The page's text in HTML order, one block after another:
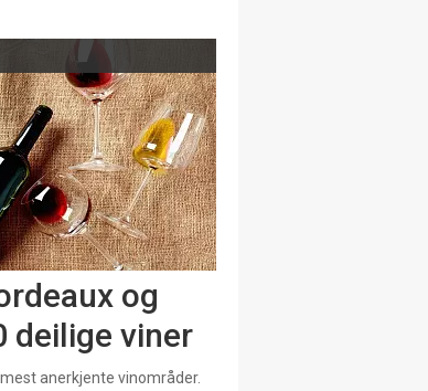
og
deilige viner
anerkjente vinområder.